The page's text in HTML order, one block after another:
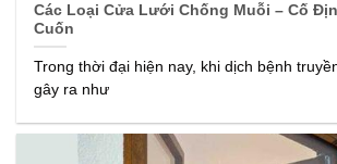
Các Loại Cửa Lưới Chống Muỗi – Cố
Cuốn
Trong thời đại hiện nay, khi dịch bệnh
gây ra như